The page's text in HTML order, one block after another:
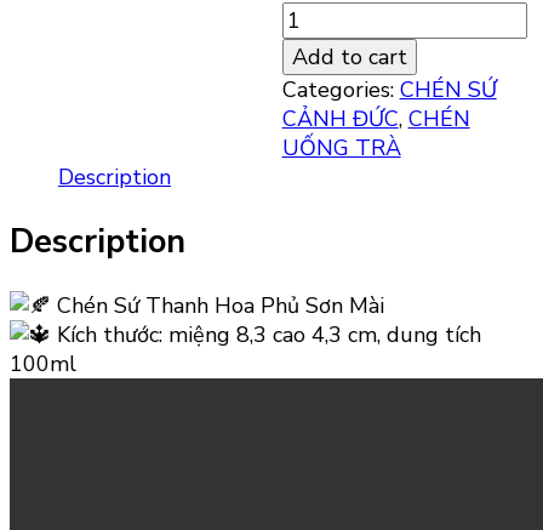
CHÉN
SỨ
THANH
HOA
PHỦ
SƠN
Add to cart
Categories: CHÉN SỨ
CẢNH ĐỨC, CHÉN
UỐNG TRÀ
Description
Description
Chén Sứ Thanh Hoa Phủ Sơn Mài
Kích thước: miệng 8,3 cao 4,3 cm, dung tích
100ml